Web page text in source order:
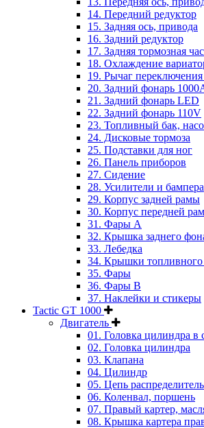
14. Передний редуктор
15. Задняя ось, привода
16. Задний редуктор
17. Задняя тормозная
18. Охлаждение
19. Рычаг переключения
20. Задний фонарь
21. Задний фонарь LED
22. Задний фонарь 110V
23. Топливный бак,
24. Дисковые тормоза
25. Подставки для ног
26. Панель приборов
27. Сидение
28. Усилители и бампера
29. Корпус задней рамы
30. Корпус передней
31. Фары А
32. Крышка заднего
33. Лебедка
34. Крышки топливного
35. Фары
36. Фары B
37. Наклейки и стикеры
Tactic GT 1000
Двигатель
01. Головка цилиндра в
02. Головка цилиндра
03. Клапана
04. Цилиндр
05. Цепь
06. Коленвал, поршень
07. Правый картер,
08. Крышка картера